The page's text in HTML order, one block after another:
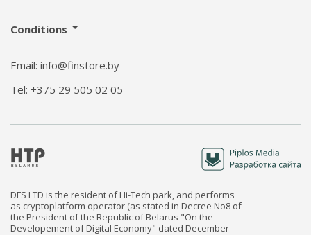
Conditions
Email: info@finstore.by
Tel: +375 29 505 02 05
DFS LTD is the resident of Hi-Tech park, and performs
as cryptoplatform operator (as stated in Decree No8 of
the President of the Republic of Belarus "On the
Developement of Digital Economy" dated December